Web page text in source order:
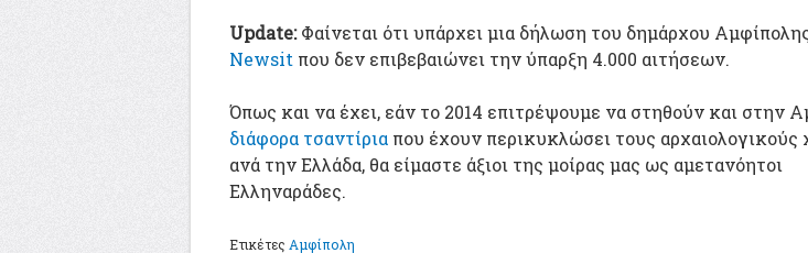
Update:Φαίνεται ότι υπάρχει μια δήλωση του δημάρχου
Newsit που δεν επιβεβαιώνει την ύπαρξη 4.000 αιτήσεων.
Όπως και να έχει, εάν το 2014 επιτρέψουμε να στηθούν και στην
διάφορα τσαντίρια που έχουν περικυκλώσει τους αρχαιολογικούς
ανά την Ελλάδα, θα είμαστε άξιοι της μοίρας μας ως αμετανόητοι
Ελληναράδες.
Ετικέτες Αμφίπολη